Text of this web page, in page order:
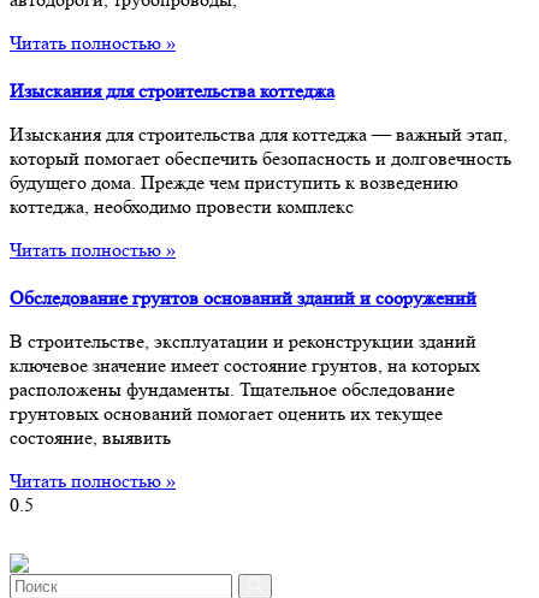
Читать полностью »
Изыскания для строительства коттеджа
Изыскания для строительства для коттеджа — важный этап,
который помогает обеспечить безопасность и долговечность
будущего дома. Прежде чем приступить к возведению
коттеджа, необходимо провести комплекс
Читать полностью »
Обследование грунтов оснований зданий и сооружений
В строительстве, эксплуатации и реконструкции зданий
ключевое значение имеет состояние грунтов, на которых
расположены фундаменты. Тщательное обследование
грунтовых оснований помогает оценить их текущее
состояние, выявить
Читать полностью »